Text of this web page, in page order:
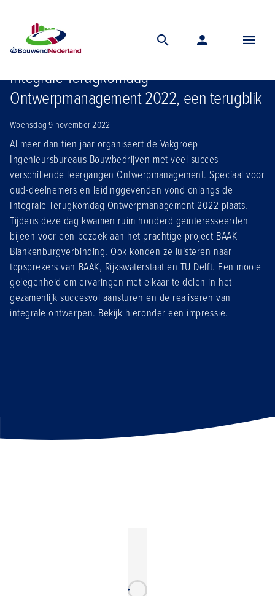
Nieuws
Integrale Terugkomdag
Ontwerpmanagement 2022, een terugblik
Woensdag 9 november 2022
Al meer dan tien jaar organiseert de Vakgroep
Ingenieursbureaus Bouwbedrijven met veel succes
verschillende leergangen Ontwerpmanagement. Speciaal voor
oud-deelnemers en leidinggevenden vond onlangs de
Integrale Terugkomdag Ontwerpmanagement 2022 plaats.
Tijdens deze dag kwamen ruim honderd geïnteresseerden
bijeen voor een bezoek aan het prachtige project BAAK
Blankenburgverbinding. Ook konden ze luisteren naar
topsprekers van BAAK, Rijkswaterstaat en TU Delft. Een mooie
gelegenheid om ervaringen met elkaar te delen in het
gezamenlijk succesvol aansturen en de realiseren van
integrale ontwerpen. Bekijk hieronder een impressie.